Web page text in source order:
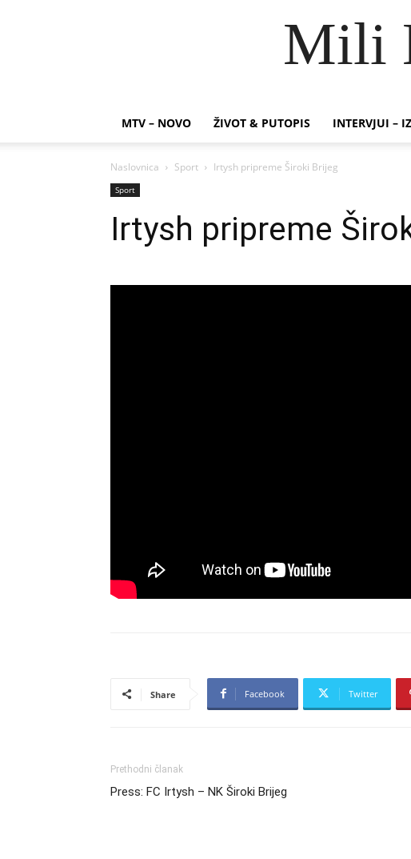
Mili
MTV – NOVO ŽIVOT & PUTOPIS INTERVJUI –
Naslovnica Sport Irtysh pripreme Široki Brijeg
Sport
Irtysh pripreme
Share Facebook Twitter
Prethodni članak
Press: FC Irtysh – NK Široki Brijeg